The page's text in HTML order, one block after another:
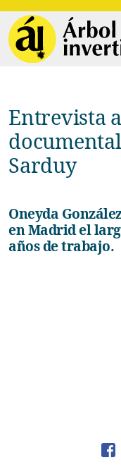
Entrevista a realizadores de
Sarduy
Oneyda González y Gustavo Pérez presentan
en Madrid el
años de trabajo.